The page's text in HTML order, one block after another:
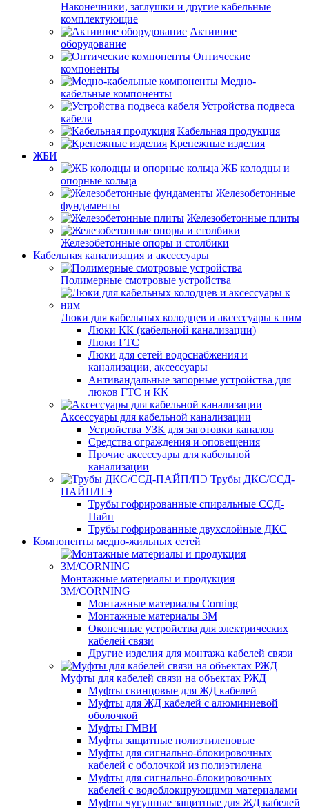
Наконечники, заглушки и другие кабельные
комплектующие
Активное
оборудование
Оптические
компоненты
Медно-
кабельные компоненты
Устройства подвеса
кабеля
Кабельная продукция
Крепежные изделия
ЖБИ
ЖБ колодцы и
опорные кольца
Железобетонные
фундаменты
Железобетонные плиты
Железобетонные опоры и столбики
Кабельная канализация и аксессуары
Полимерные смотровые устройства
Люки для кабельных колодцев и аксессуары к ним
Люки КК (кабельной канализации)
Люки ГТС
Люки для сетей водоснабжения и
канализации, аксессуары
Антивандальные запорные устройства для
люков ГТС и КК
Аксессуары для кабельной канализации
Устройства УЗК для заготовки каналов
Средства ограждения и оповещения
Прочие аксессуары для кабельной
канализации
Трубы ДКС/ССД-
ПАЙП/ПЭ
Трубы гофрированные спиральные ССД-
Пайп
Трубы гофрированные двухслойные ДКС
Компоненты медно-жильных сетей
Монтажные материалы и продукция
3M/CORNING
Монтажные материалы Corning
Монтажные материалы 3M
Оконечные устройства для электрических
кабелей связи
Другие изделия для монтажа кабелей связи
Муфты для кабелей связи на объектах РЖД
Муфты свинцовые для ЖД кабелей
Муфты для ЖД кабелей с алюминиевой
оболочкой
Муфты ГМВИ
Муфты защитные полиэтиленовые
Муфты для сигнально-блокировочных
кабелей с оболочкой из полиэтилена
Муфты для сигнально-блокировочных
кабелей с водоблокирующими материалами
Муфты чугунные защитные для ЖД кабелей